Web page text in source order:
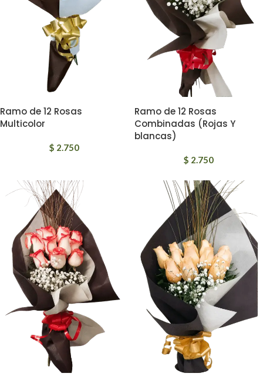
Ramo de 12 Rosas
Multicolor
$ 2.750
Ramo de 12 Rosas
Combinadas (Rojas Y
blancas)
$ 2.750